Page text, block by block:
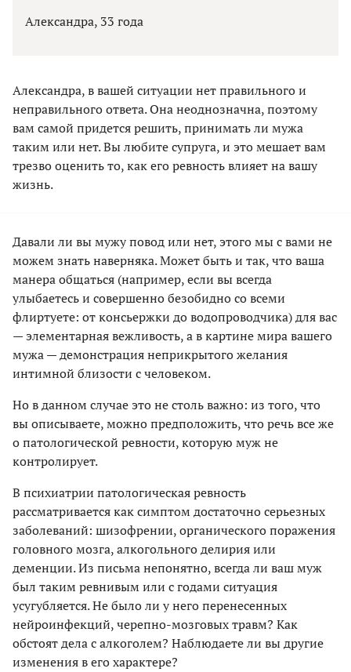
Александра, 33 года
Александра, в вашей ситуации нет правильного и
неправильного ответа. Она неоднозначна, поэтому
вам самой придется решить, принимать ли мужа
таким или нет. Вы любите супруга, и это мешает вам
трезво оценить то, как его ревность влияет на вашу
жизнь.
Давали ли вы мужу повод или нет, этого мы с вами не
можем знать наверняка. Может быть и так, что ваша
манера общаться (например, если вы всегда
улыбаетесь и совершенно безобидно со всеми
флиртуете: от консьержки до водопроводчика) для вас
— элементарная вежливость, а в картине мира вашего
мужа — демонстрация неприкрытого желания
интимной близости с человеком.
Но в данном случае это не столь важно: из того, что
вы описываете, можно предположить, что речь все же
о патологической ревности, которую муж не
контролирует.
В психиатрии патологическая ревность
рассматривается как симптом достаточно серьезных
заболеваний: шизофрении, органического поражения
головного мозга, алкогольного делирия или
деменции. Из письма непонятно, всегда ли ваш муж
был таким ревнивым или с годами ситуация
усугубляется. Не было ли у него перенесенных
нейроинфекций, черепно-мозговых травм? Как
обстоят дела с алкоголем? Наблюдаете ли вы другие
изменения в его характере?